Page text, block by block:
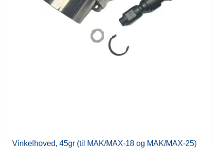
Vinkelhoved, 45gr (til MAK/MAX-18 og MAK/MAX-25)